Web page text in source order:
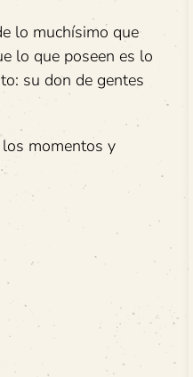
lo muchísimo que
lo que poseen es lo
su don de gentes
momentos y